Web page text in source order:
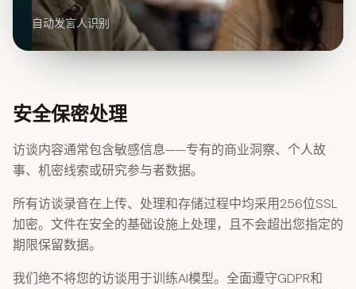
自动发言人识别
安全保密处理
访谈内容通常包含敏感信息——专有的商业洞察、个人故
事、机密线索或研究参与者数据。
所有访谈录音在上传、处理和存储过程中均采用256位SSL
加密。文件在安全的基础设施上处理，且不会超出您指定的
期限保留数据。
我们绝不将您的访谈用于训练AI模型。全面遵守GDPR和